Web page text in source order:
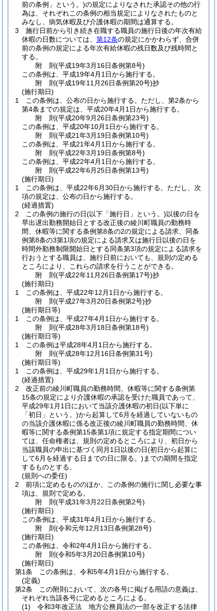
前の条例」という。)の規定によりなされた承認その他の行
為は、それぞれこの条例の相当規定によりなされたものと
みなし、病気休暇及び介護休暇の期間は通算する。
3
施行日前から引き続き在職する職員の施行日後の年次有給
休暇の日数については、 第12条の規定にかかわらず、合併
前の条例の規定による年次有給休暇の残日数及び残時間と
する。
附 則(平成19年3月16日条例第8号)
この条例は、平成19年4月1日から施行する。
附 則(平成19年11月26日条例第20号)抄
(施行期日)
1
この条例は、公布の日から施行する。 ただし、第2条から
第4条までの規定は、平成20年4月1日から施行する。
附 則(平成20年9月26日条例第23号)
この条例は、平成20年10月1日から施行する。
附 則(平成21年3月19日条例第10号)
この条例は、平成21年4月1日から施行する。
附 則(平成22年3月19日条例第8号)
この条例は、平成22年4月1日から施行する。
附 則(平成22年6月25日条例第13号)
(施行期日)
1
この条例は、平成22年6月30日から施行する。 ただし、次
項の規定は、公布の日から施行する。
(経過措置)
2
この条例の施行の日(以下「施行日」という。)以後の日を
早出遅出勤務開始日とする改正後の綾川町職員の勤務時
間、休暇等に関する条例第8条の2の規定による請求、同条
例第8条の3第1項の規定による請求又は施行日以後の日を
時間外勤務制限開始日とする同条第3項の規定による請求を
行おうとする職員は、施行日前においても、規則の定める
ところにより、これらの請求を行うことができる。
附 則(平成22年11月26日条例第17号)抄
(施行期日)
1
この条例は、平成22年12月1日から施行する。
附 則(平成27年3月20日条例第2号)抄
(施行期日等)
1
この条例は、平成27年4月1日から施行する。
附 則(平成28年3月18日条例第18号)
(施行期日等)
1
この条例は平成28年4月1日から施行する。
附 則(平成28年12月16日条例第31号)
(施行期日等)
1
この条例は、平成29年1月1日から施行する。
(経過措置)
2
改正前の綾川町職員の勤務時間、休暇等に関する条例第
15条の規定により介護休暇の承認を受けた職員であって、
平成29年1月1日において当該介護休暇の初日(以下単に
「初日」という。)から起算して6月を経過していないもの
の当該介護休暇に係る改正後の綾川町職員の勤務時間、休
暇等に関する条例第15条第1項に規定する指定期間につい
ては、任命権者は、規則の定めるところにより、初日から
当該職員の申出に基づく同月1日以後の日(初日から起算に
して6月を経過する日までの日に限る。) までの期間を指定
するものとする。
(規則への委任)
2
前項に定めるもののほか、この条例の施行に関し必要な事
項は、規則で定める。
附 則(平成31年3月22日条例第2号)
(施行期日)
この条例は、平成31年4月1日から施行する。
附 則(令和元年12月13日条例第28号)
(施行期日)
この条例は、令和2年4月1日から施行する。
附 則(令和5年3月20日条例第10号)
(施行期日)
第1条
この条例は、令和5年4月1日から施行する。
(定義)
第2条
この附則において、次の各号に掲げる用語の意義は、
それぞれ当該各号に定めるところによる。
(1)
令和3年改正法 地方公務員法の一部を改正する法律